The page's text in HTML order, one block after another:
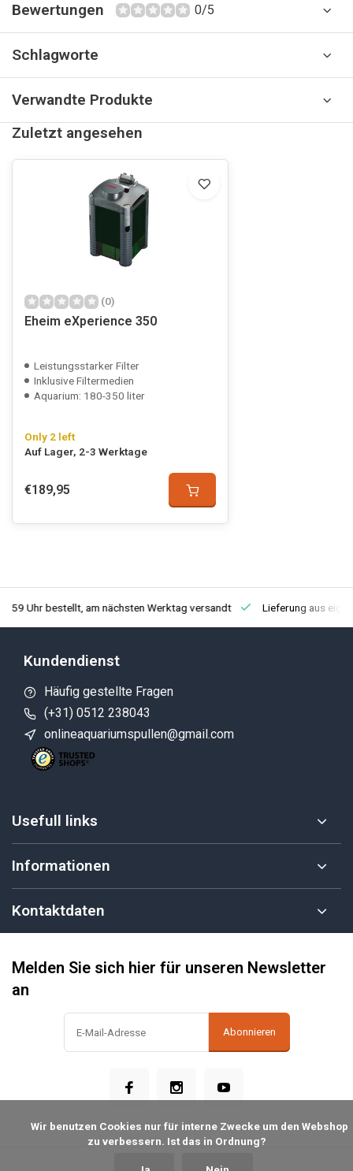
Bewertungen 0/5
Schlagworte
Verwandte Produkte
Zuletzt angesehen
(0)
Eheim eXperience 350
Leistungsstarker Filter
Inklusive Filtermedien
Aquarium: 180-350 liter
Only 2 left
Auf Lager, 2-3 Werktage
€189,95
Uhr bestellt, am nächsten Werktag versandt Lieferung aus
Kundendienst
Häufig gestellte Fragen
(+31) 0512 238043
onlineaquariumspullen@gmail.com
Usefull links
Informationen
Kontaktdaten
Melden Sie sich hier für unseren Newsletter
an
Abonnieren
zu verbessern. Ist das in Ordnung?